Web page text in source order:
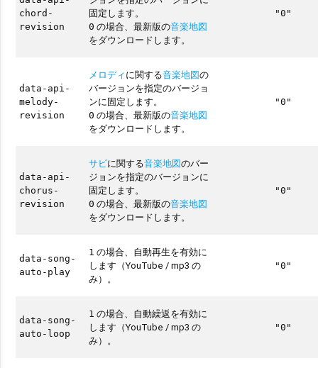
chord-
revision
固定します。
0 の場合、最新版の音楽地図
をダウンロードします。
"0"
data-api-
melody-
revision
メロディに関する音楽地図の
バージョンを指定のバージョ
ンに固定します。
0 の場合、最新版の音楽地図
をダウンロードします。
"0"
data-api-
chorus-
revision
サビに関する音楽地図のバー
ジョンを指定のバージョンに
固定します。
0 の場合、最新版の音楽地図
をダウンロードします。
"0"
data-song-
auto-play
1 の場合、自動再生を有効に
します（YouTube / mp3 の
み）。
"0"
data-song-
auto-loop
1 の場合、自動繰返を有効に
します（YouTube / mp3 の
み）。
"0"